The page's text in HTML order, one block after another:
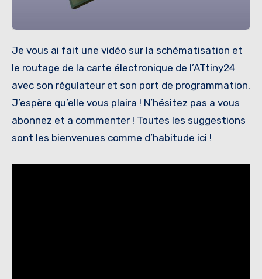
Je vous ai fait une vidéo sur la schématisation et
le routage de la carte électronique de l’ATtiny24
avec son régulateur et son port de programmation.
J’espère qu’elle vous plaira ! N’hésitez pas a vous
abonnez et a commenter ! Toutes les suggestions
sont les bienvenues comme d’habitude ici !